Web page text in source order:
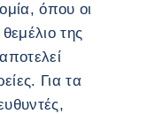
όπου οι
της
Για τα